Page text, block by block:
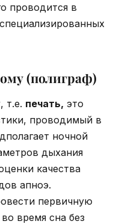
проводится в
(полиграф)
, т.е. печать, это
проводимый в
ночной
дыхания
качества
апноэ.
первичную
время сна без